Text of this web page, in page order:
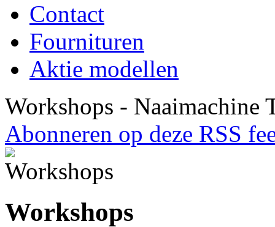
Contact
Fournituren
Aktie modellen
Workshops - Naaimachine
Abonneren op deze RSS
Workshops